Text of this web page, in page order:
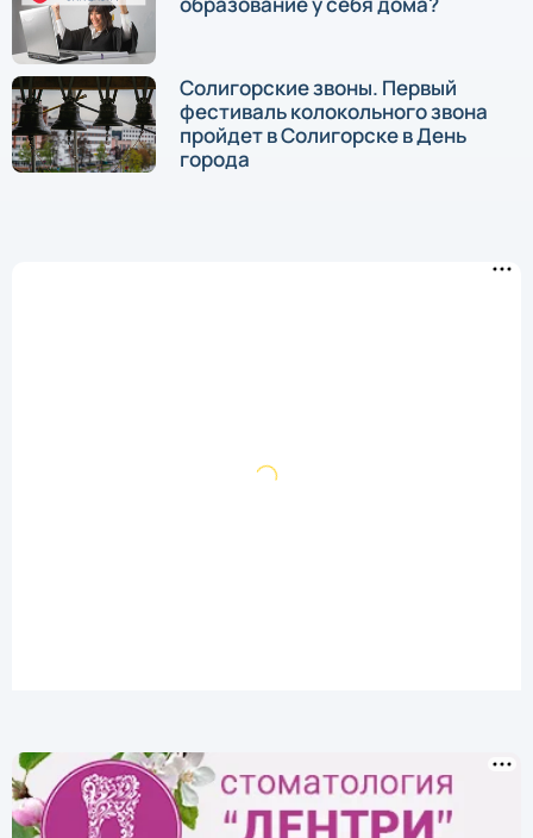
Солигорские звоны. Первый
фестиваль колокольного звона
пройдет в Солигорске в День
города